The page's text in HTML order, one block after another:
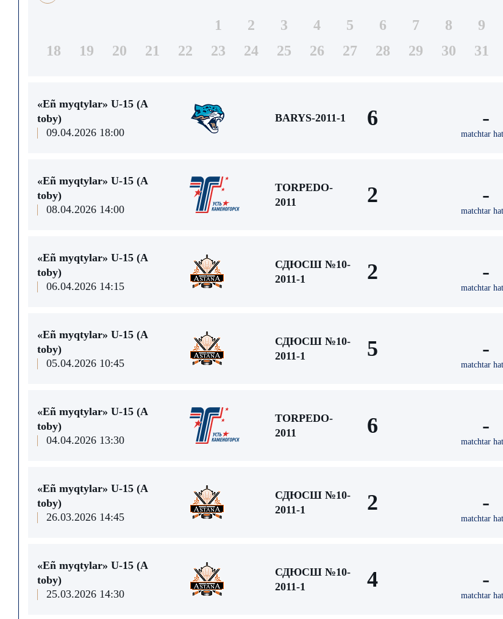
1 2 3 4 5 6 7 8 9
18
19 20 21 22 23 24 25 26 27 28 29 30 31
«Eñ myqtylar» U-15 (A
toby)
09.04.2026 18:00
BARYS-2011-1 6 -
matchtar
«Eñ myqtylar» U-15 (A
toby)
08.04.2026 14:00
TORPEDO-
2011
2 -
matchtar
«Eñ myqtylar» U-15 (A
toby)
06.04.2026 14:15
СДЮСШ №10-
2011-1
2 -
matchtar
«Eñ myqtylar» U-15 (A
toby)
05.04.2026 10:45
СДЮСШ №10-
2011-1
5 -
matchtar
«Eñ myqtylar» U-15 (A
toby)
04.04.2026 13:30
TORPEDO-
2011
6 -
matchtar
«Eñ myqtylar» U-15 (A
toby)
26.03.2026 14:45
СДЮСШ №10-
2011-1
2 -
matchtar
«Eñ myqtylar» U-15 (A
toby)
25.03.2026 14:30
СДЮСШ №10-
2011-1
4 -
matchtar